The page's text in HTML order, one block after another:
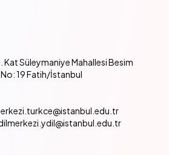
Kat Süleymaniye Mahallesi Besim
19 Fatih/İstanbul
dilmerkezi.ydil@istanbul.edu.tr